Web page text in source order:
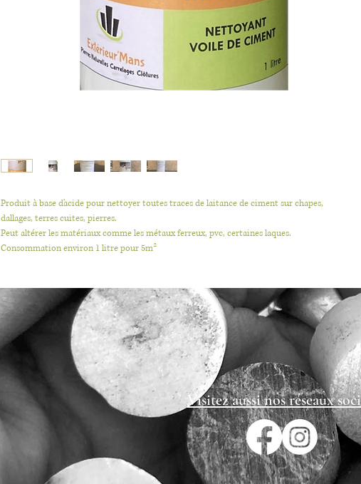
Produit à base d'acide pour nettoyer toutes traces de laitance de ciment sur chapes,
dallages, terres cuites, pierres.
Peut altérer les matériaux comme les métaux ferreux, pvc, certaines laques.
Consommation environ 1 litre pour 5m²
Visitez aussi nos réseaux